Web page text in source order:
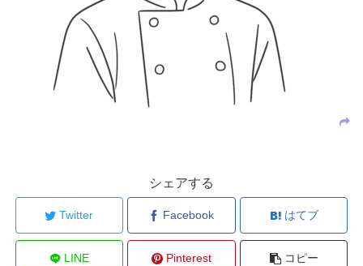
シェアする
Twitter Facebook はてブ
LINE Pinterest コピー